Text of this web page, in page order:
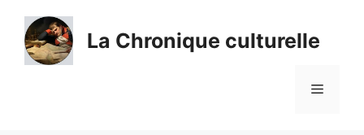
contenu
La Chronique culturelle
Menu